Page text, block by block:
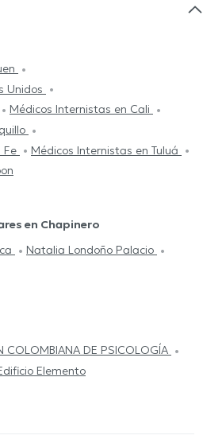
Unidos
Médicos Internistas en Cali
Fe
Médicos Internistas en Tuluá
en Chapinero
Natalia Londoño Palacio
COLOMBIANA DE PSICOLOGÍA
Elemento